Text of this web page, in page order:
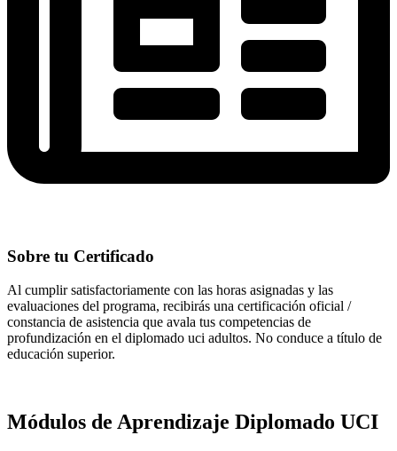
Sobre tu Certificado
Al cumplir satisfactoriamente con las horas asignadas y las
evaluaciones del programa, recibirás una certificación oficial /
constancia de asistencia que avala tus competencias de
profundización en el diplomado uci adultos. No conduce a título de
educación superior.
Módulos de Aprendizaje Diplomado UCI